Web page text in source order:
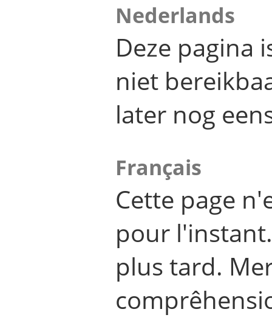
Nederlands
Deze pagina
niet
later nog
Français
Cette page
pour
plus tard.